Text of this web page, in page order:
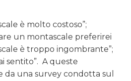
è molto costoso”;
un montascale preferirei
è troppo ingombrante”;
sentito”. A queste
da una survey condotta sul